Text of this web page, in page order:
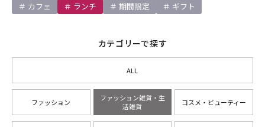
カフェ
ランチ 期間限定 ギフト
カテゴリーで探す
ALL
ファッション
ファッション雑貨・生
活雑貨
コスメ・ビューティー